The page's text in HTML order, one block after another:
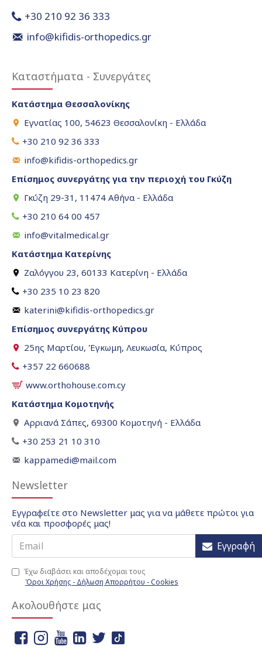
+30 210 92 36 333
info@kifidis-orthopedics.gr
Καταστήματα - Συνεργάτες
Κατάστημα Θεσσαλονίκης
Εγνατίας 100, 54623 Θεσσαλονίκη - Ελλάδα
+30 210 92 36 333
info@kifidis-orthopedics.gr
Επίσημος συνεργάτης για την περιοχή του Γκύζη
Γκύζη 29-31, 11474 Αθήνα - Ελλάδα
+30 210 64 00 457
info@vitalmedical.gr
Κατάστημα Κατερίνης
Ζαλόγγου 23, 60133 Κατερίνη - Ελλάδα
+30 235 10 23 820
katerini@kifidis-orthopedics.gr
Επίσημος συνεργάτης Κύπρου
25ης Μαρτίου, Έγκωμη, Λευκωσία, Κύπρος
+357 22 660688
www.orthohouse.com.cy
Κατάστημα Κομοτηνής
Αρριανά Σάπες, 69300 Κομοτηνή - Ελλάδα
+30 253 21 10 310
kappamedi@mail.com
Newsletter
Εγγραφείτε στο Newsletter μας για να μάθετε πρώτοι για
νέα και προσφορές μας!
Εγγραφή
Έχω διαβάσει και αποδέχομαι τους
Όροι Χρήσης - Δήλωση Απορρήτου - Cookies
Ακολουθήστε μας